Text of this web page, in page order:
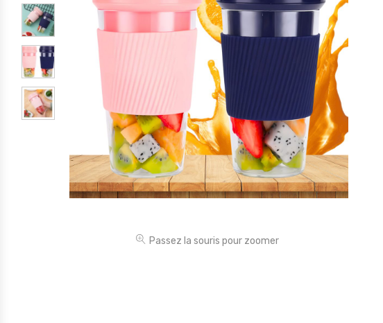
Cuisine
Décoration
Electroménager
Électronique
Jouets
Maternité
Outillages & Bricolage
Passez la souris pour zoomer